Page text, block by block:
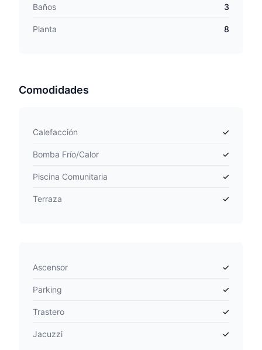
Baños 3
Planta 8
Comodidades
Calefacción ✓
Bomba Frío/Calor ✓
Piscina Comunitaria ✓
Terraza ✓
Ascensor ✓
Parking ✓
Trastero ✓
Jacuzzi ✓